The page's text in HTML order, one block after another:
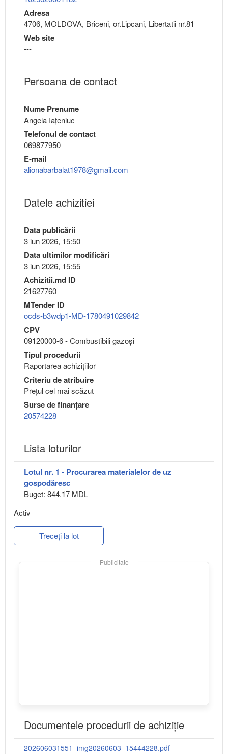
Adresa
4706, MOLDOVA, Briceni, or.Lipcani, Libertatii nr.81
Web site
---
Persoana de contact
Nume Prenume
Angela Iaţeniuc
Telefonul de contact
069877950
E-mail
alionabarbalat1978@gmail.com
Datele achizitiei
Data publicării
3 iun 2026, 15:50
Data ultimilor modificări
3 iun 2026, 15:55
Achizitii.md ID
21627760
MTender ID
ocds-b3wdp1-MD-1780491029842
CPV
09120000-6 - Combustibili gazoşi
Tipul procedurii
Raportarea achizițiilor
Criteriu de atribuire
Preţul cel mai scăzut
Surse de finanțare
20574228
Lista loturilor
Lotul nr. 1 - Procurarea materialelor de uz
gospodăresc
Buget: 844.17 MDL
Activ
Treceți la lot
Publicitate
Documentele procedurii de achiziție
202606031551_img20260603_15444228.pdf